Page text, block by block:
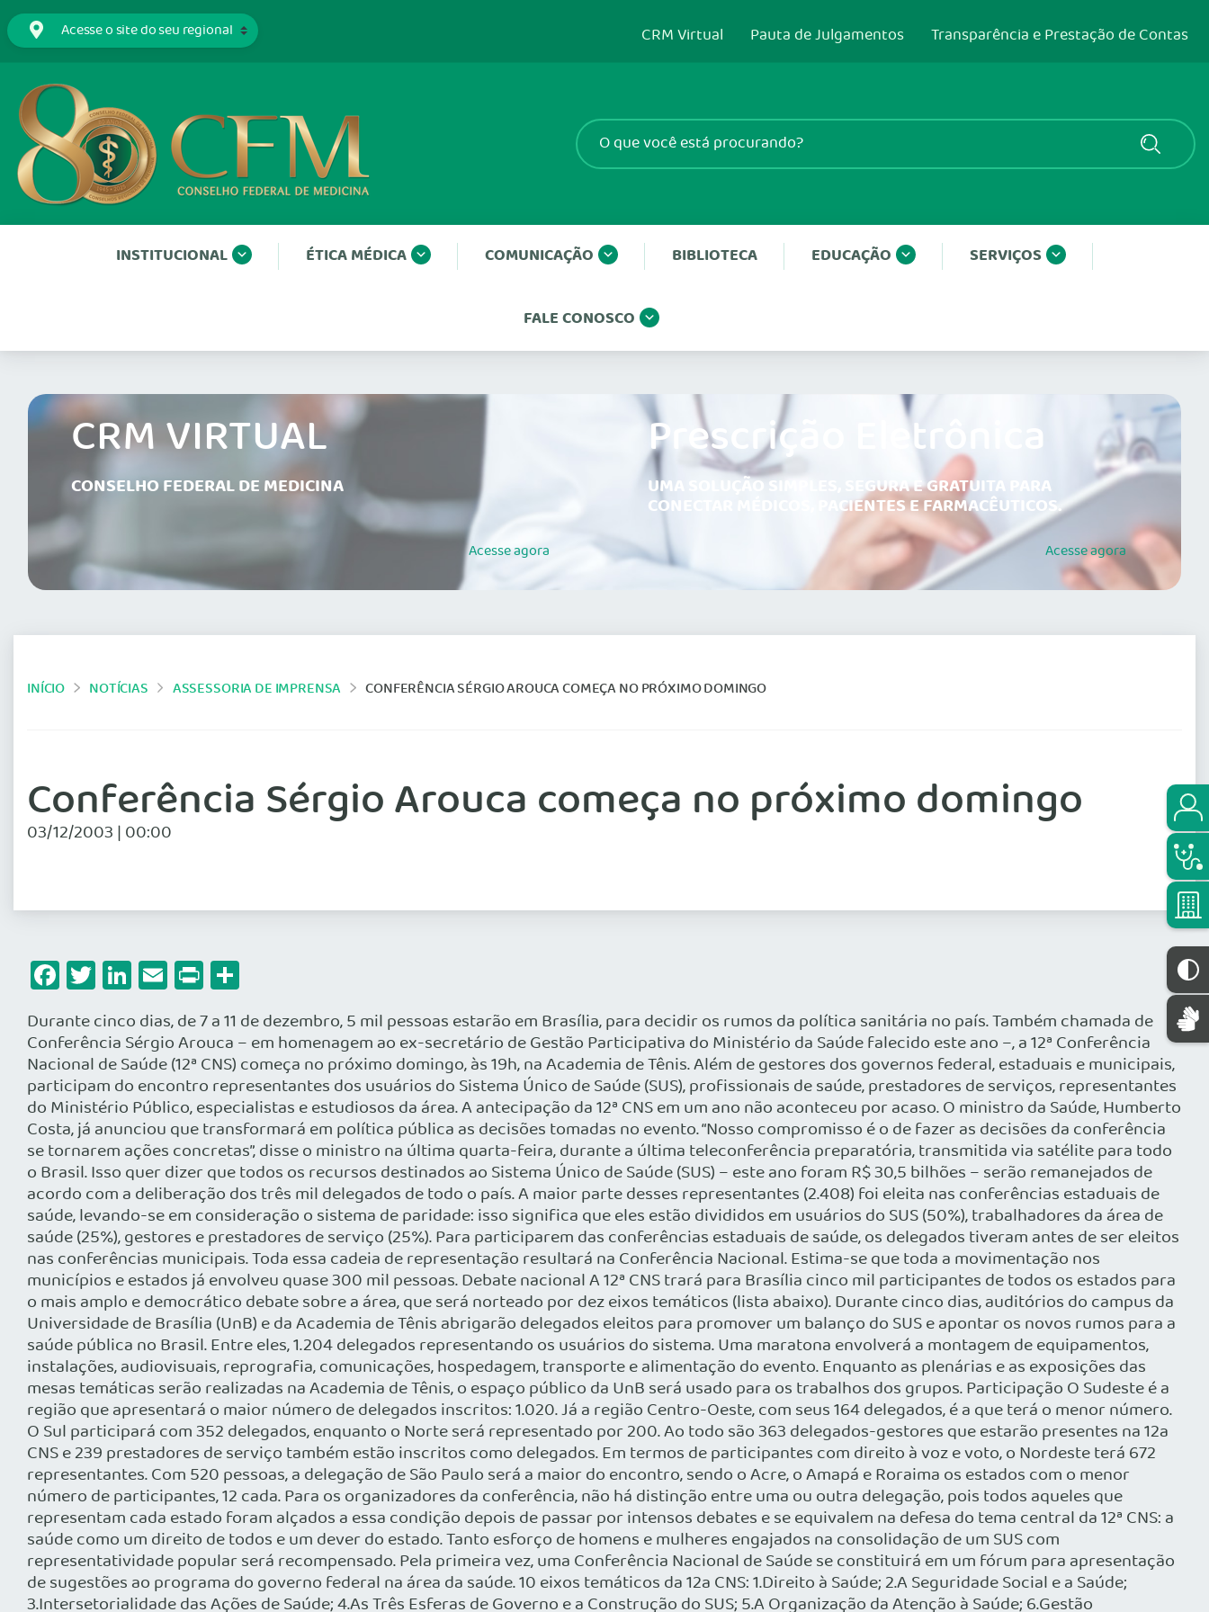
CRM Virtual Pauta de Julgamentos Transparência e Prestação de Contas
INSTITUCIONAL ÉTICA MÉDICA COMUNICAÇÃO BIBLIOTECA EDUCAÇÃO SERVIÇOS
FALE CONOSCO
CRM VIRTUAL
CONSELHO FEDERAL DE MEDICINA
Acesseagora
Prescrição Eletrônica
UMA SOLUÇÃO SIMPLES, SEGURA E GRATUITA PARA
CONECTAR MÉDICOS, PACIENTES E FARMACÊUTICOS.
Acesseagora
INÍCIO NOTÍCIAS ASSESSORIA DE IMPRENSA CONFERÊNCIA SÉRGIO AROUCA COMEÇA NO PRÓXIMO DOMINGO
Conferência Sérgio Arouca começa no próximo domingo
03/12/2003 | 00:00
Facebook
Twitter
LinkedIn
Email
Print
Durante cinco dias, de 7 a 11 de dezembro, 5 mil pessoas estarão em Brasília, para decidir os rumos da política sanitária no país. Também chamada de
Conferência Sérgio Arouca – em homenagem ao ex-secretário de Gestão Participativa do Ministério da Saúde falecido este ano –, a 12ª Conferência
Nacional de Saúde (12ª CNS) começa no próximo domingo, às 19h, na Academia de Tênis. Além de gestores dos governos federal, estaduais e municipais,
participam do encontro representantes dos usuários do Sistema Único de Saúde (SUS), profissionais de saúde, prestadores de serviços, representantes
do Ministério Público, especialistas e estudiosos da área. A antecipação da 12ª CNS em um ano não aconteceu por acaso. O ministro da Saúde, Humberto
Costa, já anunciou que transformará em política pública as decisões tomadas no evento. “Nosso compromisso é o de fazer as decisões da conferência
se tornarem ações concretas”, disse o ministro na última quarta-feira, durante a última teleconferência preparatória, transmitida via satélite para todo
o Brasil. Isso quer dizer que todos os recursos destinados ao Sistema Único de Saúde (SUS) – este ano foram R$ 30,5 bilhões – serão remanejados de
acordo com a deliberação dos três mil delegados de todo o país. A maior parte desses representantes (2.408) foi eleita nas conferências estaduais de
saúde, levando-se em consideração o sistema de paridade: isso significa que eles estão divididos em usuários do SUS (50%), trabalhadores da área de
saúde (25%), gestores e prestadores de serviço (25%). Para participarem das conferências estaduais de saúde, os delegados tiveram antes de ser eleitos
nas conferências municipais. Toda essa cadeia de representação resultará na Conferência Nacional. Estima-se que toda a movimentação nos
municípios e estados já envolveu quase 300 mil pessoas. Debate nacional A 12ª CNS trará para Brasília cinco mil participantes de todos os estados para
o mais amplo e democrático debate sobre a área, que será norteado por dez eixos temáticos (lista abaixo). Durante cinco dias, auditórios do campus da
Universidade de Brasília (UnB) e da Academia de Tênis abrigarão delegados eleitos para promover um balanço do SUS e apontar os novos rumos para a
saúde pública no Brasil. Entre eles, 1.204 delegados representando os usuários do sistema. Uma maratona envolverá a montagem de equipamentos,
instalações, audiovisuais, reprografia, comunicações, hospedagem, transporte e alimentação do evento. Enquanto as plenárias e as exposições das
mesas temáticas serão realizadas na Academia de Tênis, o espaço público da UnB será usado para os trabalhos dos grupos. Participação O Sudeste é a
região que apresentará o maior número de delegados inscritos: 1.020. Já a região Centro-Oeste, com seus 164 delegados, é a que terá o menor número.
O Sul participará com 352 delegados, enquanto o Norte será representado por 200. Ao todo são 363 delegados-gestores que estarão presentes na 12a
CNS e 239 prestadores de serviço também estão inscritos como delegados. Em termos de participantes com direito à voz e voto, o Nordeste terá 672
representantes. Com 520 pessoas, a delegação de São Paulo será a maior do encontro, sendo o Acre, o Amapá e Roraima os estados com o menor
número de participantes, 12 cada. Para os organizadores da conferência, não há distinção entre uma ou outra delegação, pois todos aqueles que
representam cada estado foram alçados a essa condição depois de passar por intensos debates e se equivalem na defesa do tema central da 12ª CNS: a
saúde como um direito de todos e um dever do estado. Tanto esforço de homens e mulheres engajados na consolidação de um SUS com
representatividade popular será recompensado. Pela primeira vez, uma Conferência Nacional de Saúde se constituirá em um fórum para apresentação
de sugestões ao programa do governo federal na área da saúde. 10 eixos temáticos da 12a CNS: 1.Direito à Saúde; 2.A Seguridade Social e a Saúde;
3.Intersetorialidade das Ações de Saúde; 4.As Três Esferas de Governo e a Construção do SUS; 5.A Organização da Atenção à Saúde; 6.Gestão